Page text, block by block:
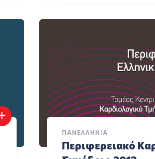
ΠΑΝΕΛΛΉΝΙΑ
Περιφερειακό